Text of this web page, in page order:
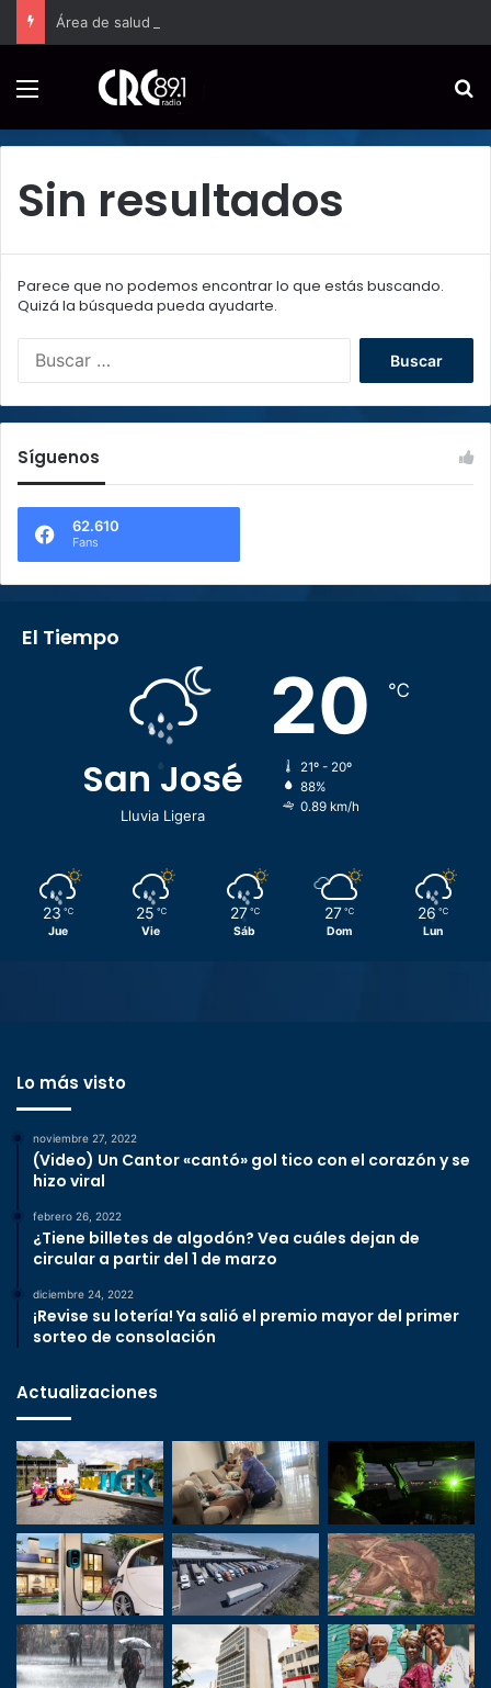
Sin resultados
Parece que no podemos encontrar lo que estás buscando.
Quizá la búsqueda pueda ayudarte.
:
Síguenos
62.610
Fans
El Tiempo
San José
Lluvia Ligera
20 ℃
21º - 20º
88%
0.89 km/h
23 ℃
Jue
25 ℃
Vie
27 ℃
Sáb
27 ℃
Dom
26 ℃
Lun
Lo más visto
noviembre 27, 2022
(Video) Un Cantor «cantó» gol tico con el corazón y se
hizo viral
febrero 26, 2022
¿Tiene billetes de algodón? Vea cuáles dejan de
circular a partir del 1 de marzo
diciembre 24, 2022
¡Revise su lotería! Ya salió el premio mayor del primer
sorteo de consolación
Actualizaciones